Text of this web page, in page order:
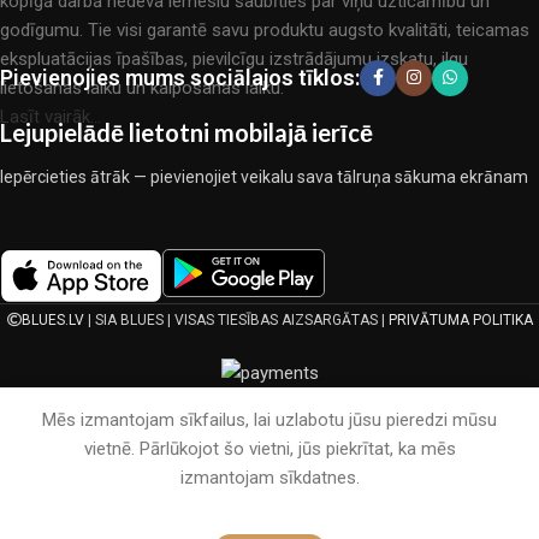
godīgumu. Tie visi garantē savu produktu augsto kvalitāti, teicamas
ekspluatācijas īpašības, pievilcīgu izstrādājumu izskatu, ilgu
lietošanas laiku un kalpošanas laiku.
Lasīt vairāk...
Pievienojies mums sociālajos tīklos:
Lejupielādē lietotni mobilajā ierīcē
Iepērcieties ātrāk — pievienojiet veikalu sava tālruņa sākuma ekrānam
BLUES.LV| SIA BLUES | VISAS TIESĪBAS AIZSARGĀTAS | PRIVĀTUMA POLITIKA
Mēs izmantojam sīkfailus, lai uzlabotu jūsu pieredzi mūsu
vietnē. Pārlūkojot šo vietni, jūs piekrītat, ka mēs
izmantojam sīkdatnes.